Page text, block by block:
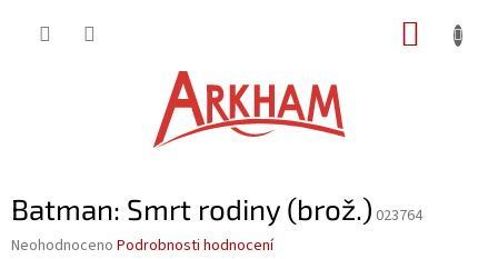
Batman: Smrt rodiny (brož.) 023764
Průměrné
Neohodnoceno Podrobnosti hodnocení